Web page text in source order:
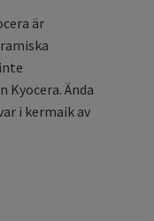
är
Kyocera. Ända
i kermaik av